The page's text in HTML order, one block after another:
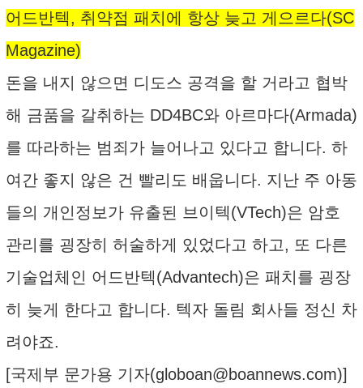
어드반텍, 취약점 패치에 항상 늦고 게으르다(SC
Magazine)
돈을 내지 않으면 디도스 공격을 할 거라고 협박
해 금품을 갈취하는 DD4BC와 아르마다(Armada)
를 따라하는 범죄가 늘어나고 있다고 합니다. 하
여간 좋지 않은 건 빨리도 배웁니다. 지난 주 아동
들의 개인정보가 유출된 브이텍(VTech)은 암호
관리를 굉장히 허술하게 있었다고 하고, 또 다른
기술업체인 어드반텍(Advantech)은 패치를 굉장
히 늦게 한다고 합니다. 텍자 돌림 회사들 정신 차
려야죠.
[국제부 문가용 기자(globoan@boannews.com)]